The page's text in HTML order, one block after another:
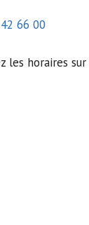
66 00
les horaires